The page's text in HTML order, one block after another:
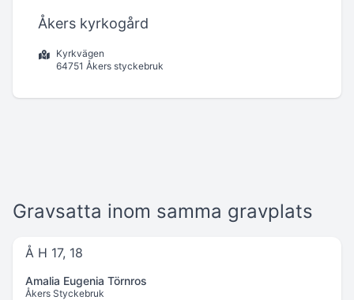
Åkers kyrkogård
Kyrkvägen
64751 Åkers styckebruk
Gravsatta inom samma gravplats
Å H 17, 18
Amalia Eugenia Törnros
Åkers Styckebruk